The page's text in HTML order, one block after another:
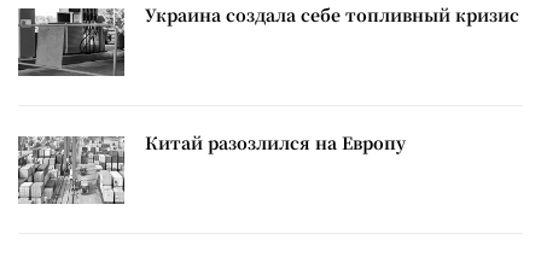
Украина создала себе топливный кризис
Китай разозлился на Европу